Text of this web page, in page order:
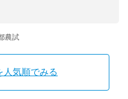
農試
人気順でみる